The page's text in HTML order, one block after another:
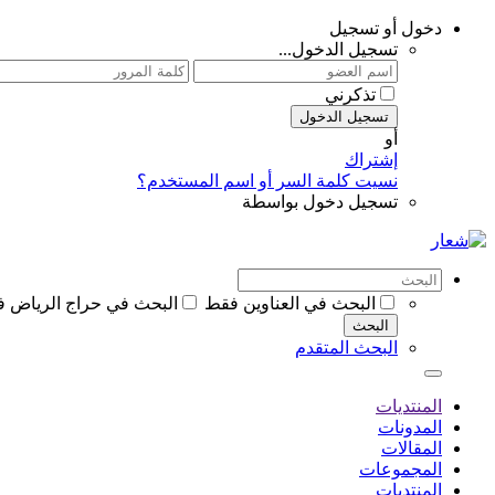
دخول أو تسجيل
تسجيل الدخول...
تذكرني
تسجيل الدخول
أو
إشتراك
نسيت كلمة السر أو اسم المستخدم؟
تسجيل دخول بواسطة
البحث في العناوين فقط البحث في حراج
البحث
البحث المتقدم
المنتديات
المدونات
المقالات
المجموعات
المنتديات